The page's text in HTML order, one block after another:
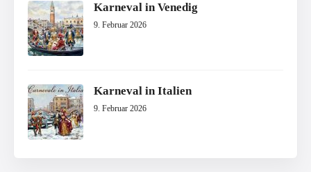
Karneval in Venedig
9. Februar 2026
Karneval in Italien
9. Februar 2026